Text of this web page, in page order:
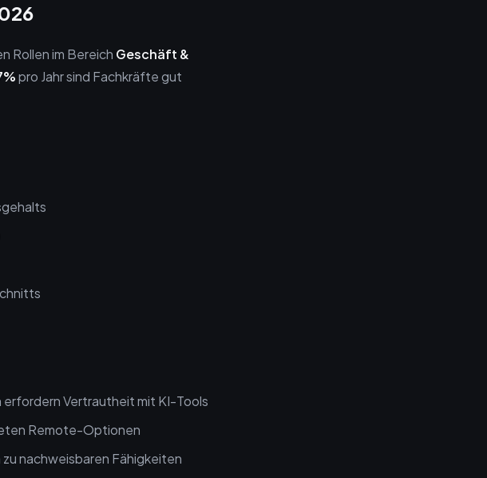
Rollen im Bereich Geschäft &
pro Jahr sind Fachkräfte gut
Vertrautheit mit KI-Tools
Remote-Optionen
nachweisbaren Fähigkeiten